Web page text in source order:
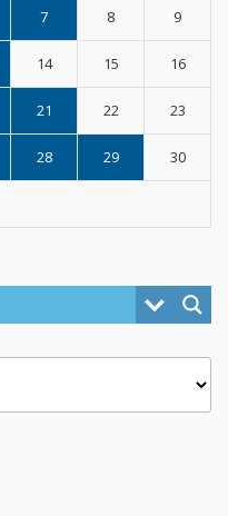
7 8 9
14 15 16
21 22 23
28 29 30